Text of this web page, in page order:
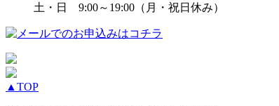
土・日 9:00～19:00（月・祝日休み）
▲ TOP